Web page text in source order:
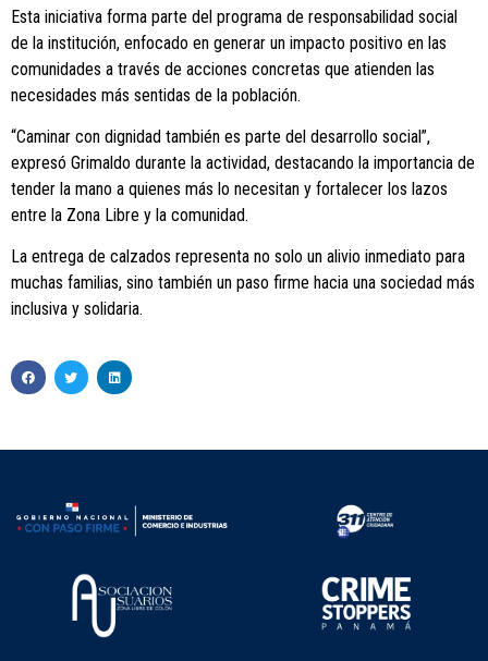
Esta iniciativa forma parte del programa de responsabilidad social
de la institución, enfocado en generar un impacto positivo en las
comunidades a través de acciones concretas que atienden las
necesidades más sentidas de la población.
“Caminar con dignidad también es parte del desarrollo social”,
expresó Grimaldo durante la actividad, destacando la importancia de
tender la mano a quienes más lo necesitan y fortalecer los lazos
entre la Zona Libre y la comunidad.
La entrega de calzados representa no solo un alivio inmediato para
muchas familias, sino también un paso firme hacia una sociedad más
inclusiva y solidaria.